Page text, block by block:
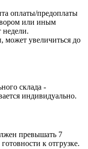
оплаты/предоплаты
или иным
может увеличиться до
склада -
индивидуально.
превышать 7
к отгрузке.